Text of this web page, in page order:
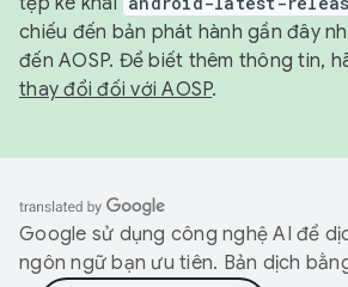
chiếu đến bản phát hành gần đây
đến AOSP. Để biết thêm thông tin,
thay đổi đối với AOSP.
Google sử dụng công nghệ AI để
ngôn ngữ bạn ưu tiên. Bản dịch